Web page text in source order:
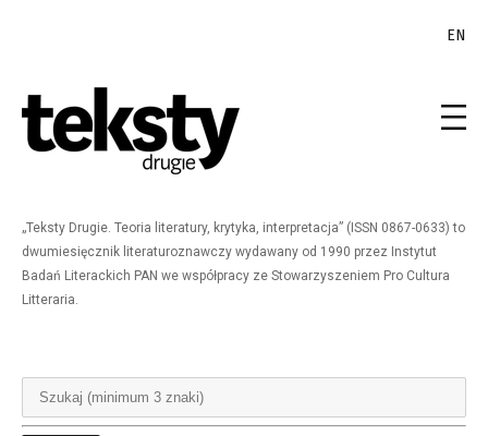
EN
„Teksty Drugie. Teoria literatury, krytyka, interpretacja” (ISSN 0867-0633) to
dwumiesięcznik literaturoznawczy wydawany od 1990 przez Instytut
Badań Literackich PAN we współpracy ze Stowarzyszeniem Pro Cultura
Litteraria.